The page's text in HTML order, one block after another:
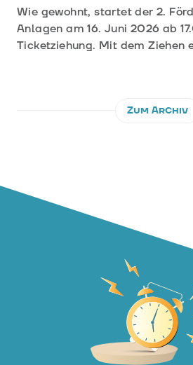
Wie gewohnt, startet der 2.
Anlagen am 16. Juni 2026 ab
Ticketziehung. Mit dem Ziehen
Fördercalls bis zum 30. Juni
Vergessen Sie daher nicht,
während des laufenden
Zum Archiv